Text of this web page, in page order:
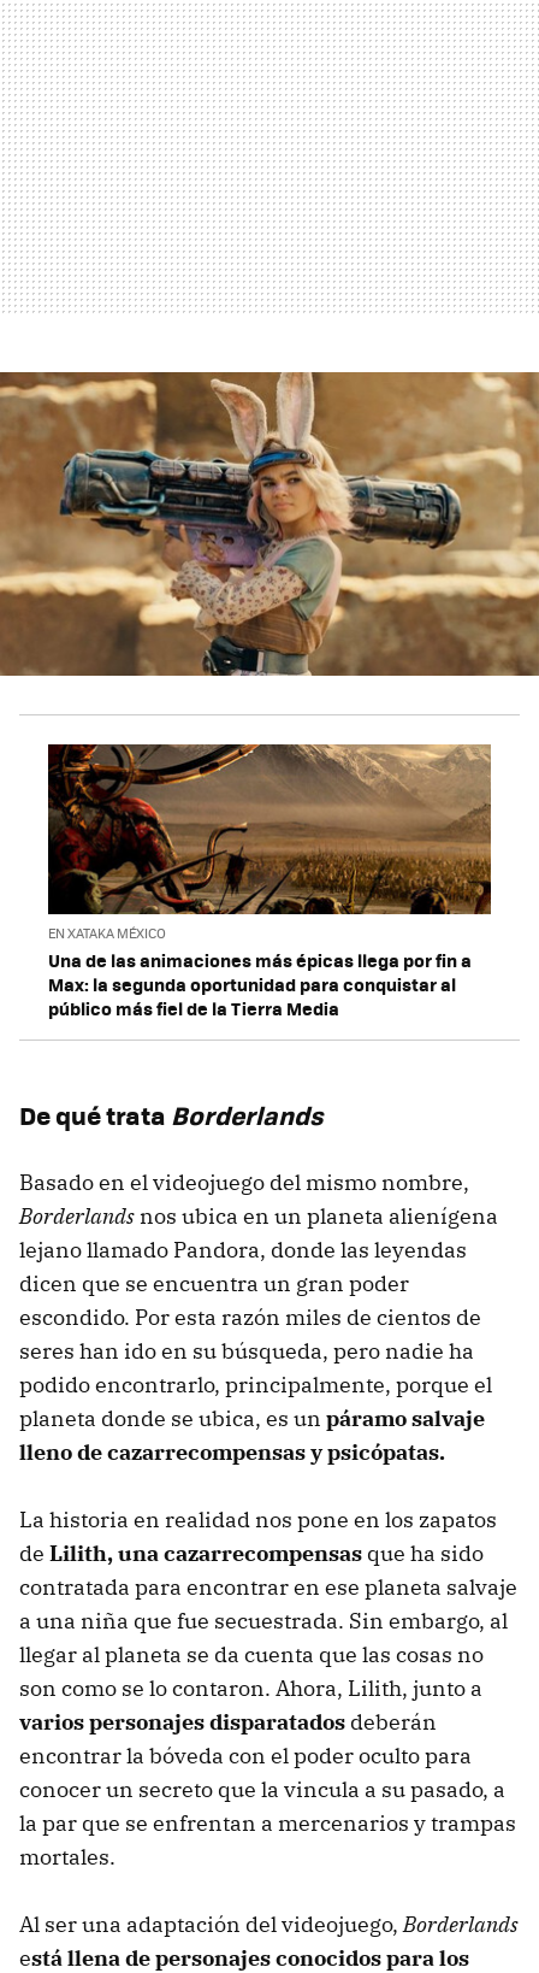
EN XATAKA MÉXICO
Una de las animaciones más épicas llega por fin a
Max: la segunda oportunidad para conquistar al
público más fiel de la Tierra Media
De qué trataBorderlands
Basado en el videojuego del mismo nombre,
Borderlands nos ubica en un planeta alienígena
lejano llamado Pandora, donde las leyendas
dicen que se encuentra un gran poder
escondido. Por esta razón miles de cientos de
seres han ido en su búsqueda, pero nadie ha
podido encontrarlo, principalmente, porque el
planeta donde se ubica, es un páramo salvaje
lleno de cazarrecompensas y psicópatas.
La historia en realidad nos pone en los zapatos
de Lilith, una cazarrecompensas que ha sido
contratada para encontrar en ese planeta salvaje
a una niña que fue secuestrada. Sin embargo, al
llegar al planeta se da cuenta que las cosas no
son como se lo contaron. Ahora, Lilith, junto a
varios personajes disparatados deberán
encontrar la bóveda con el poder oculto para
conocer un secreto que la vincula a su pasado, a
la par que se enfrentan a mercenarios y trampas
mortales.
Al ser una adaptación del videojuego,Borderlands
está llena de personajes conocidos para los